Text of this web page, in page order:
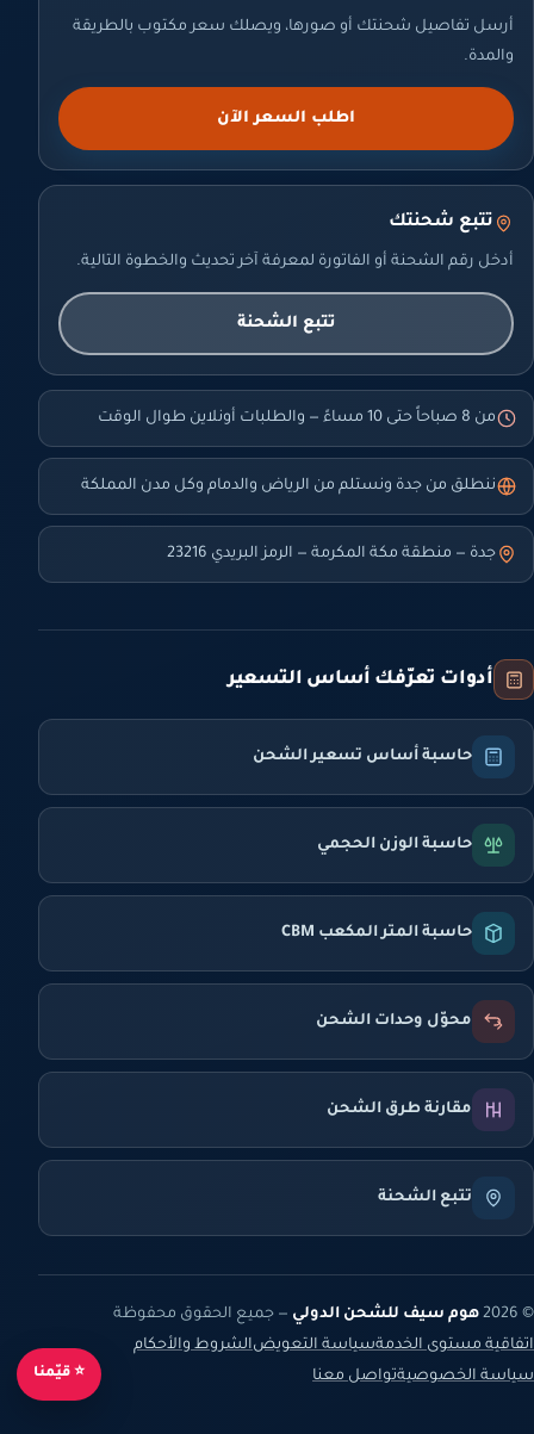
أرسل تفاصيل شحنتك أو صورها، ويصلك سعر مكتوب بالطريقة
والمدة.
اطلب السعر الآن
تتبع شحنتك
أدخل رقم الشحنة أو الفاتورة لمعرفة آخر تحديث والخطوة التالية.
تتبع الشحنة
من 8 صباحاً حتى 10 مساءً — والطلبات أونلاين طوال الوقت
ننطلق من جدة ونستلم من الرياض والدمام وكل مدن المملكة
جدة — منطقة مكة المكرمة — الرمز البريدي 23216
أدوات تعرّفك أساس التسعير
حاسبة أساس تسعير الشحن
حاسبة الوزن الحجمي
حاسبة المتر المكعب CBM
محوّل وحدات الشحن
مقارنة طرق الشحن
تتبع الشحنة
© 2026 هوم سيف للشحن الدولي — جميع الحقوق محفوظة
اتفاقية مستوى الخدمةسياسة التعويضالشروط والأحكام
سياسة الخصوصيةتواصل معنا ⭐ قيّمنا